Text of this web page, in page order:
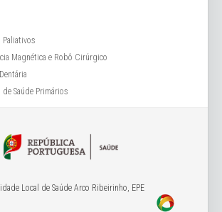
Paliativos
Magnética e Robô Cirúrgico
Saúde Primários
Local de Saúde Arco Ribeirinho, EPE